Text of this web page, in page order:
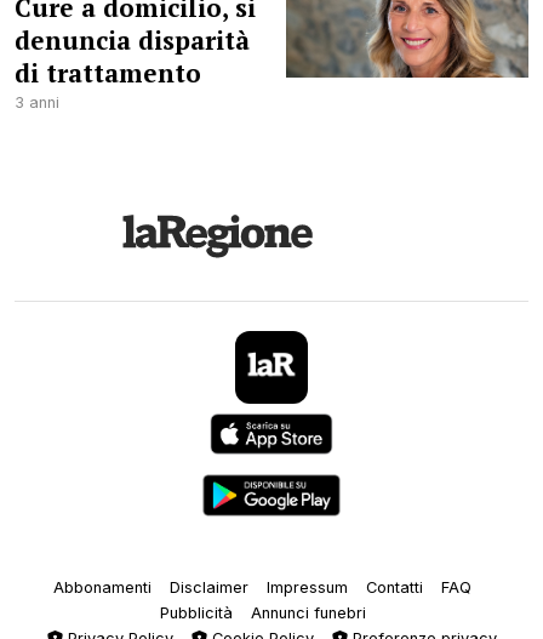
Cure a domicilio, si
denuncia disparità
di trattamento
3 anni
Abbonamenti Disclaimer Impressum Contatti
FAQ
Pubblicità
Annunci funebri